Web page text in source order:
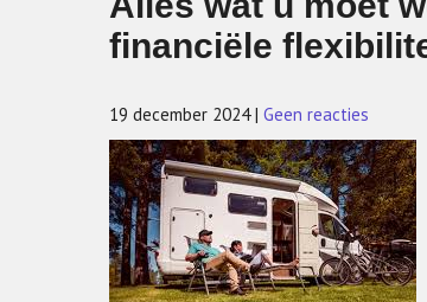
financiële
19 december 2024 | Geen reacties